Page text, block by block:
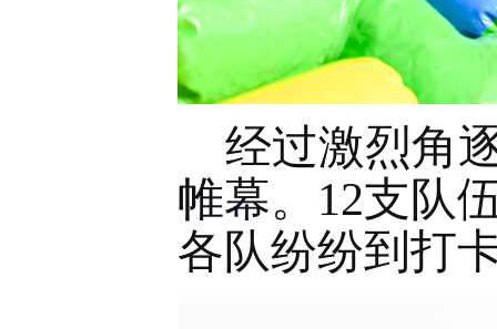
经过激烈角
帷幕。 12支队
各队纷纷到打